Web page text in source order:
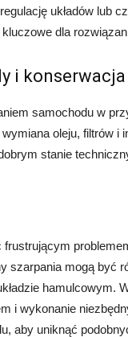
układów lub
dla
i konserwacja
samochodu w
oleju, filtrów i
stanie
szarpania mogą być
hamulcowym.
i wykonanie
aby uniknąć